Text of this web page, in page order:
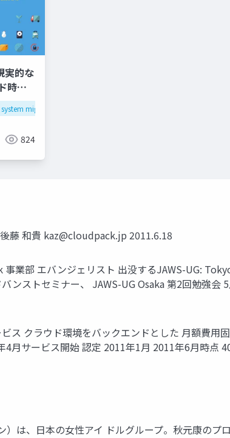
実的な
時代
system migration
824
藤 和貴 kaz@cloudpack.jp 2011.6.18
業部 エバンジェリスト 出没するJAWS-UG:
ンストセミナー、 JAWS-UG Osaka 第2回勉強
ス クラウド環境をバックエンドとした 月額費用
月サービス開始 認定 2011年1月 2011年6月時点
は、日本の女性アイ ドルグループ。秋元康のプ